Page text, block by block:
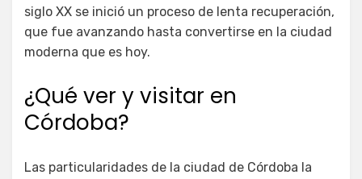
siglo XX se inició un proceso de lenta recuperación,
que fue avanzando hasta convertirse en la ciudad
moderna que es hoy.
¿Qué ver y visitar en
Córdoba?
Las particularidades de la ciudad de Córdoba la